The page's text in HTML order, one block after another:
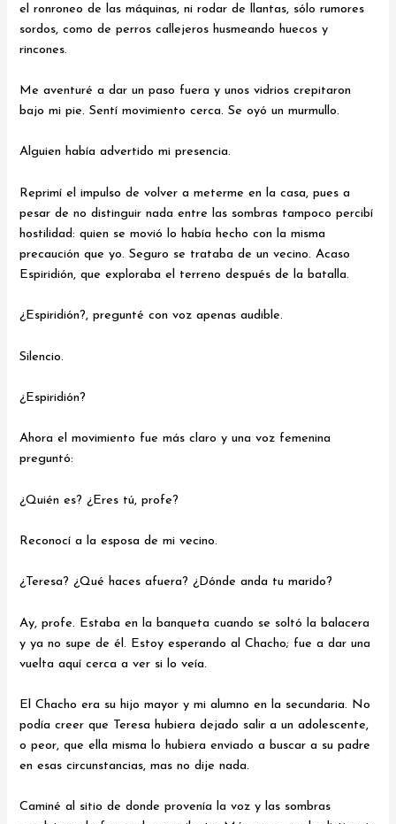
el ronroneo de las máquinas, ni rodar de llantas, sólo rumores
sordos, como de perros callejeros husmeando huecos y
rincones.
Me aventuré a dar un paso fuera y unos vidrios crepitaron
bajo mi pie. Sentí movimiento cerca. Se oyó un murmullo.
Alguien había advertido mi presencia.
Reprimí el impulso de volver a meterme en la casa, pues a
pesar de no distinguir nada entre las sombras tampoco percibí
hostilidad: quien se movió lo había hecho con la misma
precaución que yo. Seguro se trataba de un vecino. Acaso
Espiridión, que exploraba el terreno después de la batalla.
¿Espiridión?, pregunté con voz apenas audible.
Silencio.
¿Espiridión?
Ahora el movimiento fue más claro y una voz femenina
preguntó:
¿Quién es? ¿Eres tú, profe?
Reconocí a la esposa de mi vecino.
¿Teresa? ¿Qué haces afuera? ¿Dónde anda tu marido?
Ay, profe. Estaba en la banqueta cuando se soltó la balacera
y ya no supe de él. Estoy esperando al Chacho; fue a dar una
vuelta aquí cerca a ver si lo veía.
El Chacho era su hijo mayor y mi alumno en la secundaria. No
podía creer que Teresa hubiera dejado salir a un adolescente,
o peor, que ella misma lo hubiera enviado a buscar a su padre
en esas circunstancias, mas no dije nada.
Caminé al sitio de donde provenía la voz y las sombras